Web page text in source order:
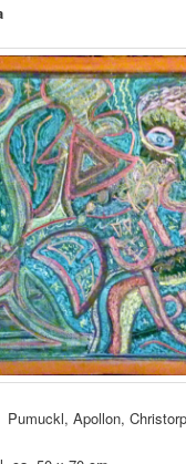
Pumuckl, Apollon,